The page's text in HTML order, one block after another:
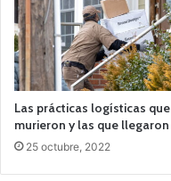
Las prácticas logísticas que
murieron y las que llegaron
25 octubre, 2022